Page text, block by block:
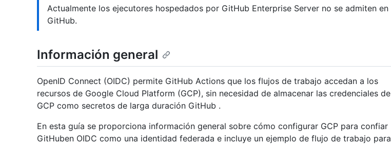
Actualmente los ejecutores hospedados por GitHub Enterprise Server no se admiten en
GitHub.
Información general
OpenID Connect (OIDC) permite GitHub Actions que los flujos de trabajo accedan a los
recursos de Google Cloud Platform (GCP), sin necesidad de almacenar las credenciales de
GCP como secretos de larga duración GitHub .
En esta guía se proporciona información general sobre cómo configurar GCP para confiar
GitHuben OIDC como una identidad federada e incluye un ejemplo de flujo de trabajo para